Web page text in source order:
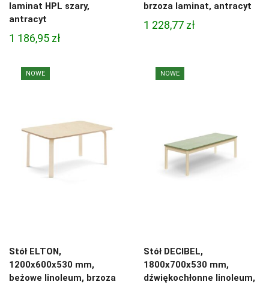
laminat HPL szary,
antracyt
1 186,95 zł
brzoza laminat, antracyt
1 228,77 zł
NOWE
Stół ELTON,
1200x600x530 mm,
beżowe linoleum, brzoza
NOWE
Stół DECIBEL,
1800x700x530 mm,
dźwiękochłonne linoleum,